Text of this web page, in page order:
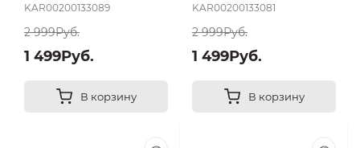
KAR00200133089
2 999Руб.
1 499Руб.
В корзину
KAR00200133081
2 999Руб.
1 499Руб.
В корзину